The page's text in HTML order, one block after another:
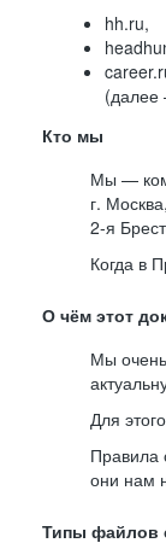
hh.ru,
Кто мы
Мы —
г.
2-я
Когда в
О чём этот
Мы
Для
Правила
они нам
Типы файлов